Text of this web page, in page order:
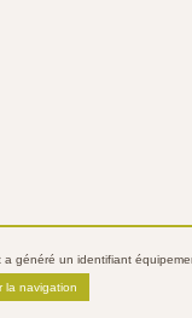
Mentions légales
a généré un identifiant
la navigation